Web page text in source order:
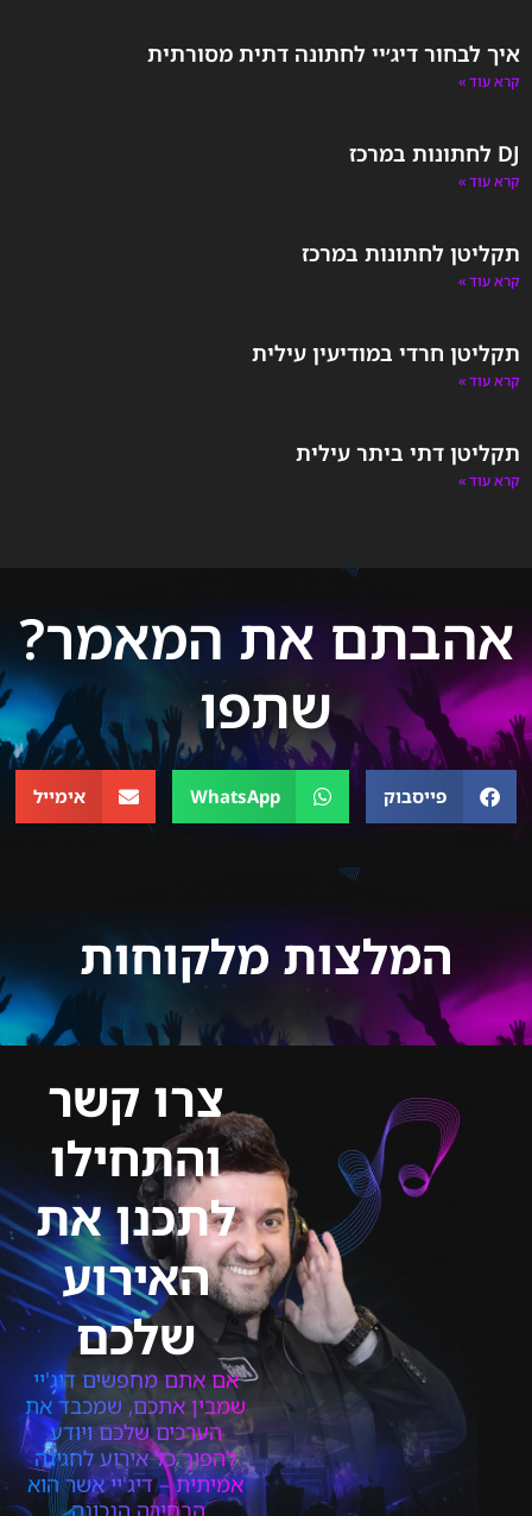
איך לבחור דיג׳יי לחתונה דתית מסורתית
קרא עוד »
DJ לחתונות במרכז
קרא עוד »
תקליטן לחתונות במרכז
קרא עוד »
תקליטן חרדי במודיעין עילית
קרא עוד »
תקליטן דתי ביתר עילית
קרא עוד »
אהבתם את המאמר?
שתפו
פייסבוק WhatsApp אימייל
המלצות מלקוחות
צרו קשר
והתחילו
לתכנן את
האירוע
שלכם
אם אתם מחפשים דיג'יי
שמבין אתכם, שמכבד את
הערכים שלכם ויודע
להפוך כל אירוע לחגיגה
אמיתית – דיג'יי אשר הוא